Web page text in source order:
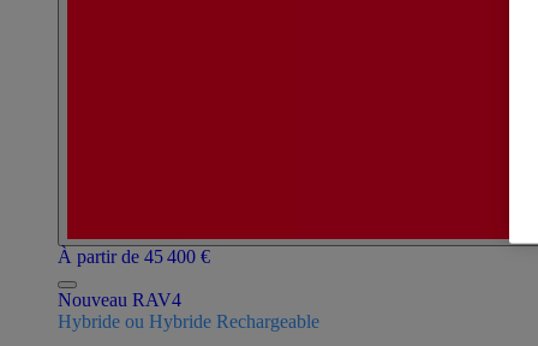
À partir de 45 400 €
Nouveau RAV4
Hybride ou Hybride Rechargeable